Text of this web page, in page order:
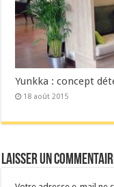
Yunkka : concept
18 août 2015
Laisser un